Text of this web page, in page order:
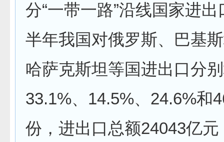
分“一带一路”沿线国家进
半年我国对俄罗斯、巴基
哈萨克斯坦等国进出口分
33.1%、14.5%、24.6%和
份，进出口总额24043亿